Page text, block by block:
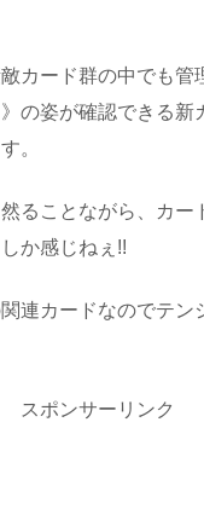
カード群の中でも管
の姿が確認できる新
。
ることながら、カー
か感じねぇ!!
連カードなのでテン
スポンサーリンク